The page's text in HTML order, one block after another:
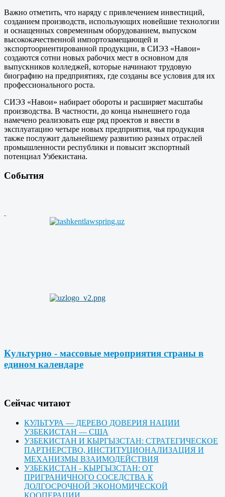
Важно отметить, что наряду с привлечением инвестиций,
созданием производств, использующих новейшие технологии
и оснащенных современным оборудованием, выпуском
высококачественной импортозамещающей и
экспортоориентированной продукции, в СИЭЗ «Навои»
создаются сотни новых рабочих мест в основном для
выпускников колледжей, которые начинают трудовую
биографию на предприятиях, где созданы все условия для их
профессионального роста.
СИЭЗ «Навои» набирает обороты и расширяет масштабы
производства. В частности, до конца нынешнего года
намечено реализовать еще ряд проектов и ввести в
эксплуатацию четыре новых предприятия, чья продукция
также послужит дальнейшему развитию разных отраслей
промышленности республики и повысит экспортный
потенциал Узбекистана.
События
Культурно - массовые мероприятия страны в
едином календаре
Cейчас читают
КУЛЬТУРА — ДЕРЕВО ДОВЕРИЯ НАЦИИ
УЗБЕКИСТАН — США
УЗБЕКИСТАН И КЫРГЫЗСТАН: СТРАТЕГИЧЕСКОЕ
ПАРТНЕРСТВО, ИНСТИТУЦИОНАЛИЗАЦИЯ И
МЕХАНИЗМЫ ВЗАИМОДЕЙСТВИЯ
УЗБЕКИСТАН - КЫРГЫЗСТАН: ОТ
ПРИГРАНИЧНОГО СОСЕДСТВА К
ДОЛГОСРОЧНОЙ ЭКОНОМИЧЕСКОЙ
КООПЕРАЦИИ